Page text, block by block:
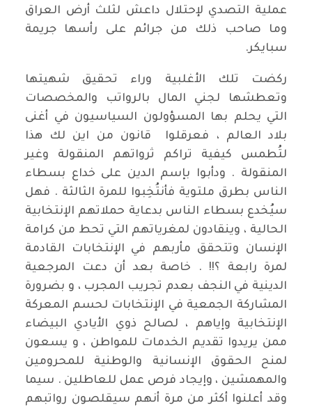
عملية التصدي لإحتلال داعش لثلث أرض العراق
وما صاحب ذلك من جرائم على رأسها جريمة
سبايكر.
ركضت تلك الأغلبية وراء تحقيق شهيتها
وتعطشها لجني المال بالرواتب والمخصصات
التي يحلم بها المسؤولون السياسيون في أغنى
بلاد العالم ، فعرقلوا قانون من اين لك هذا
لتُطمس كيفية تراكم ثرواتهم المنقولة وغير
المنقولة . ودأبوا بإسم الدين على خداع بسطاء
الناس بطرق ملتوية فأنتُخِبوا للمرة الثالثة . فهل
سيُخدع بسطاء الناس بدعاية حملاتهم الإنتخابية
الحالية ، وينقادون لمغرياتهم التي تحط من كرامة
الإنسان وتتحقق مأربهم في الإنتخابات القادمة
لمرة رابعة ؟!! . خاصة بعد أن دعت المرجعية
الدينية في النجف بعدم تجريب المجرب ، و بضرورة
المشاركة الجمعية في الإنتخابات لحسم المعركة
الإنتخابية وإياهم ، لصالح ذوي الأيادي البيضاء
ممن يريدوا تقديم الخدمات للمواطن ، و يسعون
لمنح الحقوق الإنسانية والوطنية للمحرومين
والمهمشين ، وإيجاد فرص عمل للعاطلين . سيما
وقد أعلنوا أكثر من مرة أنهم سيقلصون رواتبهم